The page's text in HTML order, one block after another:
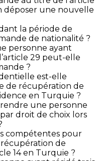
déposer une nouvelle
la période de
de nationalité ?
personne ayant
29 peut-elle
?
est-elle
de récupération de
en Turquie ?
une personne
droit de choix lors
compétentes pour
de
14 en Turquie ?